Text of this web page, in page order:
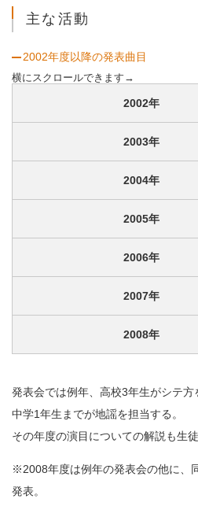
主な活動
2002年度以降の発表曲目
2002年
2003年
2004年
2005年
2006年
2007年
2008年
発表会では例年、高校3年生がシテ方
中学1年生までが地謡を担当する。
その年度の演目についての解説も生
※2008年度は例年の発表会の他に、
発表。